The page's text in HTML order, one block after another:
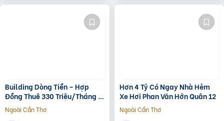
Building Dòng Tiền – Hợp
Đồng Thuê 330 Triệu/Tháng –
Quận 5, Tp.hcm -139Ty
Ngoài Cần Thơ
Hơn 4 Tỷ Có Ngay Nhà Hẻm
Xe Hơi Phan Văn Hớn Quân 12
Ngoài Cần Thơ